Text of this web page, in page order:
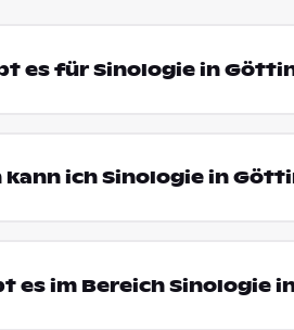
es für Sinologie in
kann ich Sinologie in
es im Bereich Sinologie